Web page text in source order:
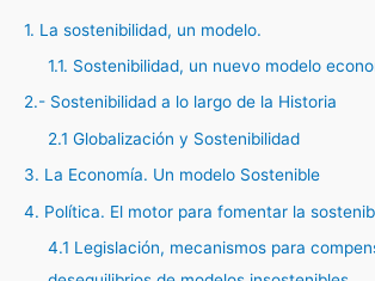
1. La sostenibilidad, un modelo.
1.1. Sostenibilidad, un nuevo modelo
2.- Sostenibilidad a lo largo de la Historia
2.1 Globalización y Sostenibilidad
3. La Economía. Un modelo Sostenible
4. Política. El motor para fomentar la
4.1 Legislación, mecanismos para